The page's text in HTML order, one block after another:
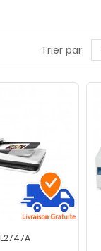
Trier par:
L2747A